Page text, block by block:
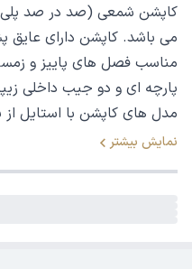
کاپشن شمعی (صد در صد پلی
می باشد. کاپشن دارای
مناسب فصل های پاییز و
پارچه ای و دو جیب داخلی
مدل های کاپشن با استایل از
نمایش بیشتر